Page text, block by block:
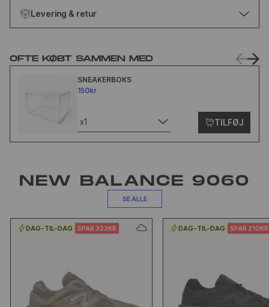
Levering & retur
OFTE KØBT SAMMEN MED
SNEAKERBOKS
150kr
x1 TILFØJ
NEW BALANCE 9060
SE ALLE
DAG-TIL-DAG SPAR 322KR DAG-TIL-DAG SPAR 210KR